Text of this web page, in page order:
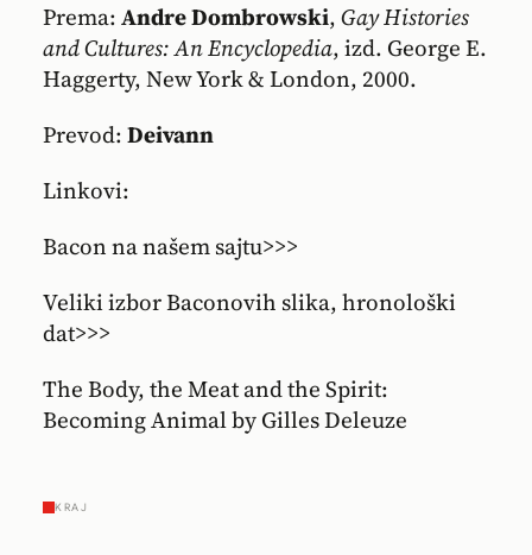
Prema:Andre Dombrowski,Gay Histories
and Cultures: An Encyclopedia, izd. George E.
Haggerty, New York & London, 2000.
Prevod:Deivann
Linkovi:
Bacon na našem sajtu>>>
Veliki izbor Baconovih slika, hronološki
dat>>>
The Body, the Meat and the Spirit:
Becoming Animal by Gilles Deleuze
KRAJ